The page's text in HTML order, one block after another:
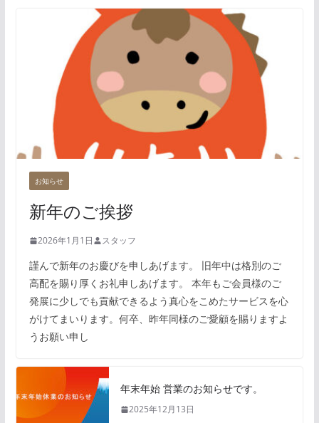
お知らせ
新年のご挨拶
2026年1月1日 スタッフ
謹んで新年のお慶びを申しあげます。 旧年中は格別のご
高配を賜り厚くお礼申しあげます。 本年もご会員様のご
発展に少しでも貢献できるよう真心をこめたサービスを心
がけてまいります。何卒、昨年同様のご愛顧を賜りますよ
うお願い申し
年末年始 営業のお知らせです。
2025年12月13日